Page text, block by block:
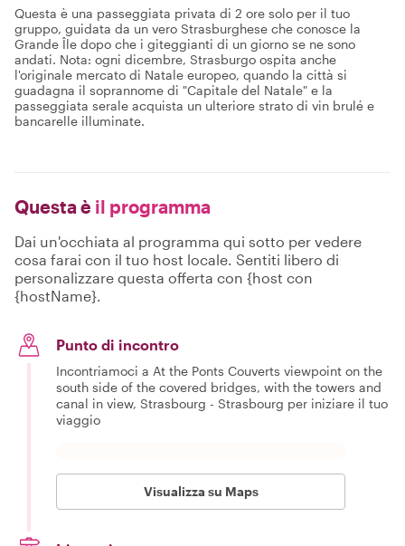
Questa è una passeggiata privata di 2 ore solo per il tuo
gruppo, guidata da un vero Strasburghese che conosce la
Grande Île dopo che i giteggianti di un giorno se ne sono
andati. Nota: ogni dicembre, Strasburgo ospita anche
l'originale mercato di Natale europeo, quando la città si
guadagna il soprannome di "Capitale del Natale" e la
passeggiata serale acquista un ulteriore strato di vin brulé e
bancarelle illuminate.
Questa è il programma
Dai un'occhiata al programma qui sotto per vedere
cosa farai con il tuo host locale. Sentiti libero di
personalizzare questa offerta con {host con
{hostName}.
Punto di incontro
Incontriamoci a At the Ponts Couverts viewpoint on the
south side of the covered bridges, with the towers and
canal in view, Strasbourg - Strasbourg per iniziare il tuo
viaggio
Visualizza su Maps